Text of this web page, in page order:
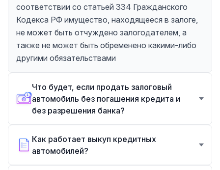
соответствии со статьей 334 Гражданского
Кодекса РФ имущество, находящееся в залоге,
не может быть отчуждено залогодателем, а
также не может быть обременено какими-либо
другими обязательствами
Что будет, если продать залоговый
автомобиль без погашения кредита и
без разрешения банка?
Как работает выкуп кредитных
автомобилей?